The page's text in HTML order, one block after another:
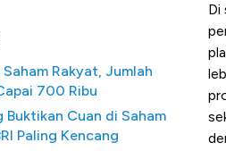
Saham Rakyat, Jumlah
700 Ribu
Buktikan Cuan di Saham
Paling Kencang
Di